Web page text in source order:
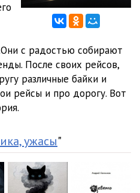
с радостью собирают
После своих рейсов,
различные байки и
рейсы и про дорогу. Вот
ужасы"